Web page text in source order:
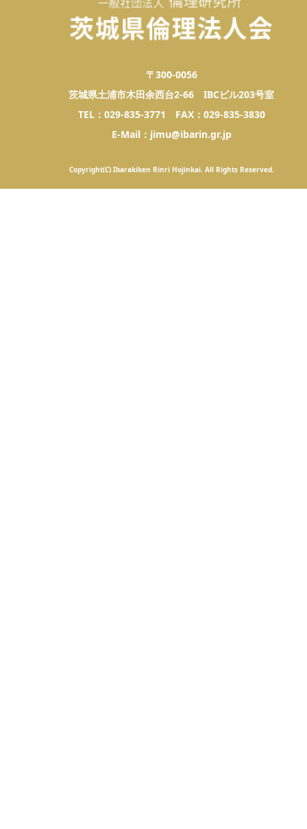
〒300-0056
茨城県土浦市木田余西台2-66 IBCビル203号室
TEL：029-835-3771 FAX：029-835-3830
E-Mail：jimu@ibarin.gr.jp
Copyright(C) Ibarakiken Rinri Hojinkai. All Rights Reserved.